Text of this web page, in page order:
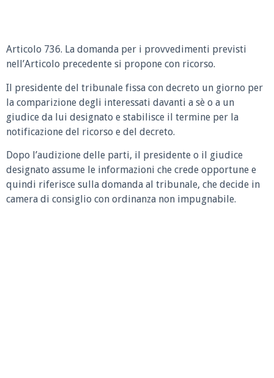
Articolo 736. La domanda per i provvedimenti previsti
nell’Articolo precedente si propone con ricorso.
Il presidente del tribunale fissa con decreto un giorno per
la comparizione degli interessati davanti a sè o a un
giudice da lui designato e stabilisce il termine per la
notificazione del ricorso e del decreto.
Dopo l’audizione delle parti, il presidente o il giudice
designato assume le informazioni che crede opportune e
quindi riferisce sulla domanda al tribunale, che decide in
camera di consiglio con ordinanza non impugnabile.